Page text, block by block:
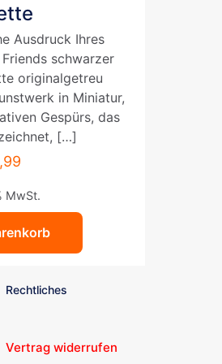
Ausdruck Ihres
schwarzer
originalgetreu
in Miniatur,
Gespürs, das
[…]
MwSt.
Rechtliches
Vertrag widerrufen